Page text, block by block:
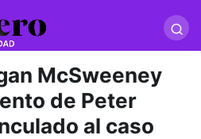
-
-vbett34.com betovis34.net-
McSweeney
de Peter
al caso